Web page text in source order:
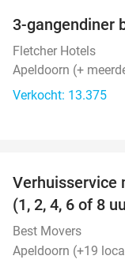
3-gangendiner
Fletcher Hotels
Apeldoorn (+
Verkocht: 13.375
Verhuisservice
(1, 2, 4, 6 of 8
Best Movers
Apeldoorn (+19